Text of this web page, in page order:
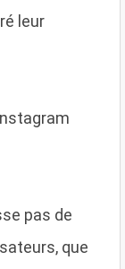
leur
pas de
que